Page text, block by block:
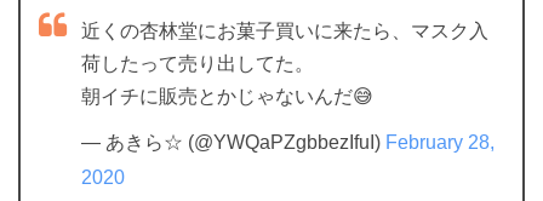
近くの杏林堂にお菓子買いに来たら、マスク入
荷したって売り出してた。
朝イチに販売とかじゃないんだ😅
— あきら☆ (@YWQaPZgbbezIfuI) February 28,
2020